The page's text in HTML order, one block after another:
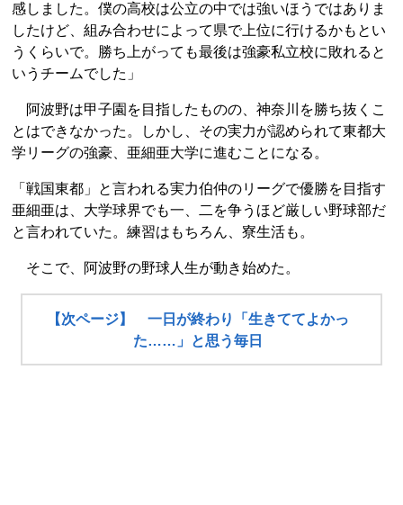
感しました。僕の高校は公立の中では強いほうではありま
したけど、組み合わせによって県で上位に行けるかもとい
うくらいで。勝ち上がっても最後は強豪私立校に敗れると
いうチームでした」
阿波野は甲子園を目指したものの、神奈川を勝ち抜くこ
とはできなかった。しかし、その実力が認められて東都大
学リーグの強豪、亜細亜大学に進むことになる。
「戦国東都」と言われる実力伯仲のリーグで優勝を目指す
亜細亜は、大学球界でも一、二を争うほど厳しい野球部だ
と言われていた。練習はもちろん、寮生活も。
そこで、阿波野の野球人生が動き始めた。
【次ページ】 一日が終わり「生きててよかっ
た……」と思う毎日